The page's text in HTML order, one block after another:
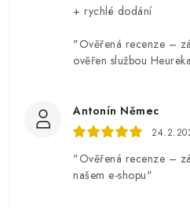
+ rychlé dodání
"Ověřená recenze –
ověřen službou
Antonín Němec
"Ověřená recenze –
našem e-shopu"